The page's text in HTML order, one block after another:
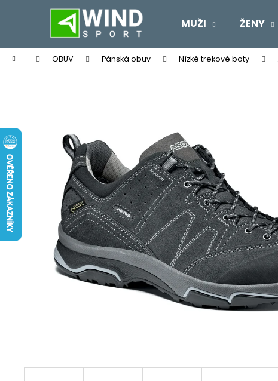
MUŽI ŽENY
Domů OBUV Pánská obuv Nízké trekové boty
í
do
obchodu
do
obchodu